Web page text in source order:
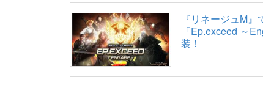
『リネージュM
「Ep.exceed ～
装！